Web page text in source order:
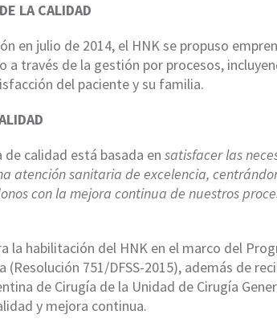
LA CALIDAD
en julio de 2014, el HNK se propuso
a través de la gestión por procesos,
del paciente y su familia.
calidad está basada en satisfacer las
atención sanitaria de excelencia,
con la mejora continua de nuestros
la habilitación del HNK en el marco del
(Resolución 751/DFSS-2015), además de
de Cirugía de la Unidad de Cirugía
y mejora continua.